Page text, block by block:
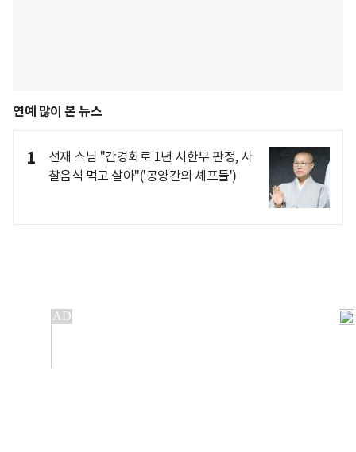
연예 많이 본 뉴스
1
선재 스님 "간경화로 1년 시한부 판정, 사
찰음식 먹고 살아"('공양간의 셰프들')